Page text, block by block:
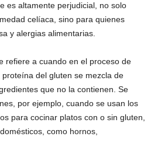
es altamente perjudicial, no solo
celíaca, sino para quienes
y alergias alimentarias.
refiere a cuando en el proceso de
del gluten se mezcla de
que no la contienen. Se
por ejemplo, cuando se usan los
para cocinar platos con o sin gluten,
como hornos,